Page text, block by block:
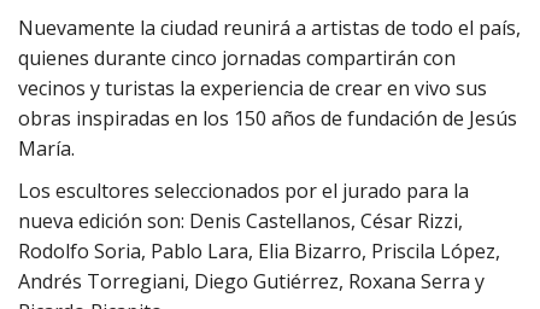
Nuevamente la ciudad reunirá a artistas de todo el país,
quienes durante cinco jornadas compartirán con
vecinos y turistas la experiencia de crear en vivo sus
obras inspiradas en los 150 años de fundación de Jesús
María.
Los escultores seleccionados por el jurado para la
nueva edición son: Denis Castellanos, César Rizzi,
Rodolfo Soria, Pablo Lara, Elia Bizarro, Priscila López,
Andrés Torregiani, Diego Gutiérrez, Roxana Serra y